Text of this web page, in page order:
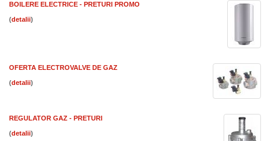
BOILERE ELECTRICE - PRETURI PROMO
( )
OFERTA ELECTROVALVE DE GAZ
( )
REGULATOR GAZ - PRETURI
( )